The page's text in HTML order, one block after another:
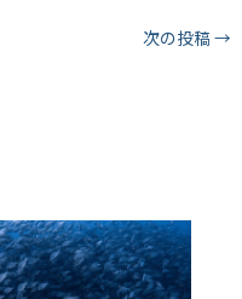
次の投稿 →